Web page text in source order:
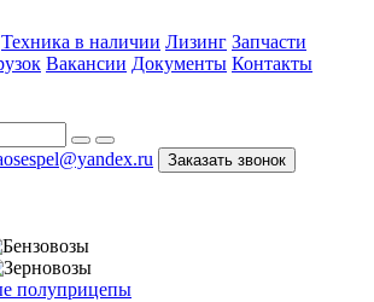
Техника в наличии Лизинг Запчасти
Вакансии Документы Контакты
Заказать звонок
полуприцепы